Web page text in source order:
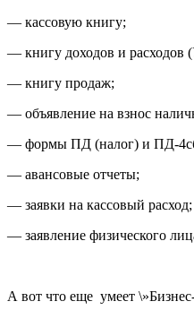
— кассовую книгу;
— книгу доходов и расходов
— книгу продаж;
— объявление на взнос
— формы ПД (налог) и ПД-
— авансовые отчеты;
— заявки на кассовый расход;
— заявление физического
А вот что еще умеет